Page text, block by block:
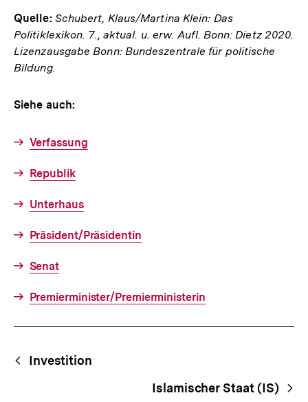
Quelle: Schubert, Klaus/Martina Klein: Das
Politiklexikon. 7., aktual. u. erw. Aufl. Bonn: Dietz 2020.
Lizenzausgabe Bonn: Bundeszentrale für politische
Bildung.
Siehe auch:
Verfassung
Republik
Unterhaus
Präsident/Präsidentin
Senat
Premierminister/Premierministerin
Begriffsnavigation
Content-
Navigation
Investition
Islamischer Staat (IS)